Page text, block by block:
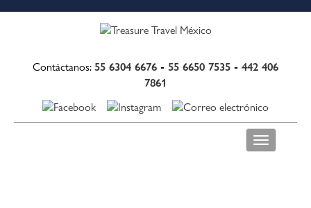
Contáctanos: 55 6304 6676 - 55 6650 7535 - 442 406
7861
Toggle
navigation